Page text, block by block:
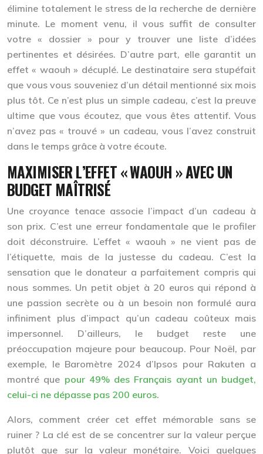
élimine totalement le stress de la recherche de dernière
minute. Le moment venu, il vous suffit de consulter
votre « dossier » pour y trouver une liste d’idées
pertinentes et désirées. D’autre part, elle garantit un
effet « waouh » décuplé. Le destinataire sera stupéfait
que vous vous souveniez d’un détail mentionné six mois
plus tôt. Ce n’est plus un simple cadeau, c’est la preuve
ultime que vous écoutez, que vous êtes attentif. Vous
n’avez pas « trouvé » un cadeau, vous l’avez construit
dans le temps grâce à votre écoute.
MAXIMISER L’EFFET « WAOUH » AVEC UN
BUDGET MAÎTRISÉ
Une croyance tenace associe l’impact d’un cadeau à
son prix. C’est une erreur fondamentale que le profiler
doit déconstruire. L’effet « waouh » ne vient pas de
l’étiquette, mais de la justesse du cadeau. C’est la
sensation que le donateur a parfaitement compris qui
nous sommes. Un petit objet à 20 euros qui répond à
une passion secrète ou à un besoin non formulé aura
infiniment plus d’impact qu’un cadeau coûteux mais
impersonnel. D’ailleurs, le budget reste une
préoccupation majeure pour beaucoup. Pour Noël, par
exemple, le Baromètre 2024 d’Ipsos pour Rakuten a
montré que pour 49% des Français ayant un budget,
celui-ci ne dépasse pas 200 euros.
Alors, comment créer cet effet mémorable sans se
ruiner ? La clé est de se concentrer sur la valeur perçue
plutôt que sur la valeur monétaire. Voici quelques